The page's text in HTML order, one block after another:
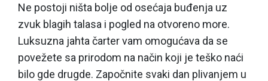
Ne postoji ništa bolje od osećaja buđenja uz
zvuk blagih talasa i pogled na otvoreno more.
Luksuzna jahta čarter vam omogućava da se
povežete sa prirodom na način koji je teško naći
bilo gde drugde. Započnite svaki dan plivanjem u